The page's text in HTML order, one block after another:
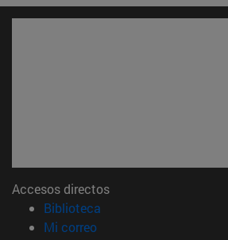
Accesos directos
Biblioteca
Mi correo(abre en nueva ventana)